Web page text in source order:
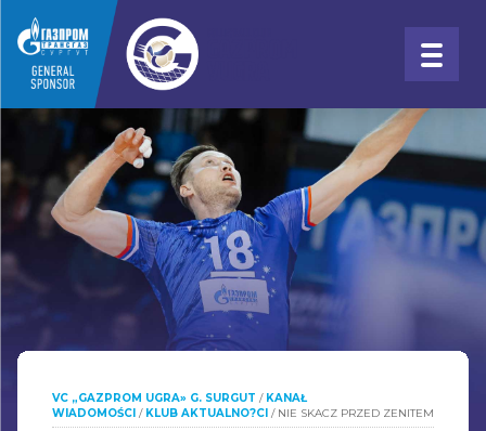
VC „GAZPROM UGRA» G. SURGUT / KANAŁ
WIADOMOŚCI / KLUB AKTUALNO?CI / NIE SKACZ PRZED ZENITEM